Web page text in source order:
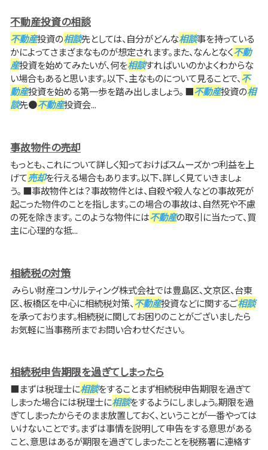
不動産投資の相談
不動産投資の相談先としては、自分がどんな相談事を持っている
かによってさまざまなものが想定されます。また、なんとなく不動
産投資を始めてみたいが、何を相談すればいいのかよくわからな
い場合もあると思います。以下、主なものについて見ることで、不
動産投資を始める第一歩を踏み出しましょう。 ■不動産投資の相
談先●不動産投資会...
事故物件の売却
もっとも、これについて詳しく知っておけばスムーズかつ利益を上
げて売却を行える場合もあります。以下、詳しく見ていきましょ
う。 ■事故物件とは？事故物件とは、自殺や殺人などの事故死が
起こった物件のことを指します。この場合の事故は、自然死や不慮
の死を除きます。 このような物件には不動産の取引に当たって、買
主に心理的な抵...
相続税の対策
みらい財産コンサルティング株式会社では豊島区、文京区、台東
区、板橋区を中心に相続税対策、不動産投資などに関するご相談
を承っております。相続税に関してお困りのことがございましたら
お気軽に当事務所までお問い合わせください。
相続税申告期限を過ぎてしまったら
■まずは税理士に相談をすることまず相続税申告期限を過ぎて
しまった場合には税理士に相談をするようにしましょう。期限を過
ぎてしまったからそのまま放置しておく、ということが一番やっては
いけないことです。まずは事情を説明して申告をする意思がある
こと、意思はあるが期限を過ぎてしまったことを税務署に連絡す